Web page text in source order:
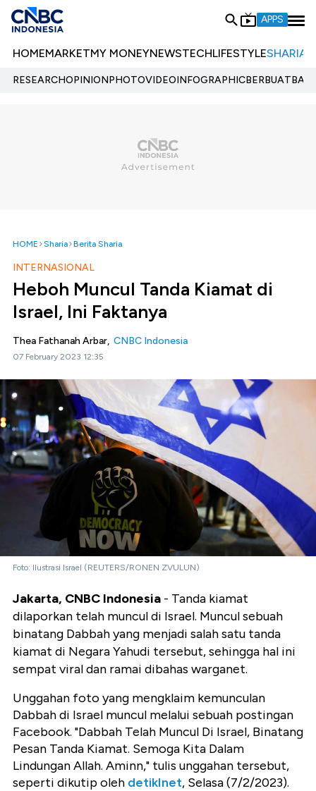
APPS
HOMEMARKETMY MONEYNEWSTECHLIFESTYLESHARIA
RESEARCHOPINIONPHOTOVIDEOINFOGRAPHIC
HOME Sharia Berita Sharia
INTERNASIONAL
Heboh Muncul Tanda Kiamat di
Israel, Ini Faktanya
Thea Fathanah Arbar, CNBC Indonesia
07 February 2023 12:35
Foto: Ilustrasi Israel (REUTERS/RONEN ZVULUN)
Jakarta, CNBC Indonesia - Tanda kiamat
dilaporkan telah muncul di Israel. Muncul sebuah
binatang Dabbah yang menjadi salah satu tanda
kiamat di Negara Yahudi tersebut, sehingga hal ini
sempat viral dan ramai dibahas warganet.
Unggahan foto yang mengklaim kemunculan
Dabbah di Israel muncul melalui sebuah postingan
Facebook. "Dabbah Telah Muncul Di Israel, Binatang
Pesan Tanda Kiamat. Semoga Kita Dalam
Lindungan Allah. Aminn," tulis unggahan tersebut,
seperti dikutip oleh detikInet, Selasa (7/2/2023).